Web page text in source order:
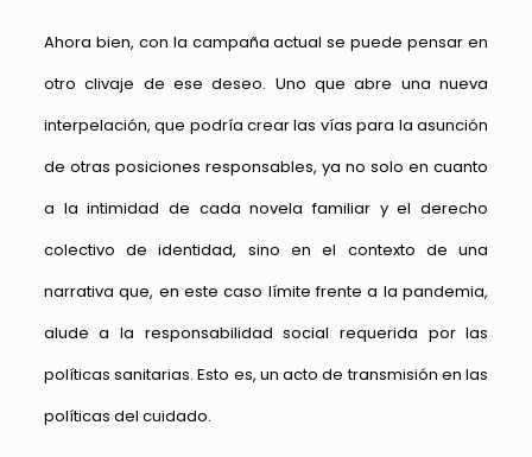
Ahora bien, con la campaña actual se puede pensar en
otro clivaje de ese deseo. Uno que abre una nueva
interpelación, que podría crear las vías para la asunción
de otras posiciones responsables, ya no solo en cuanto
a la intimidad de cada novela familiar y el derecho
colectivo de identidad, sino en el contexto de una
narrativa que, en este caso límite frente a la pandemia,
alude a la responsabilidad social requerida por las
políticas sanitarias. Esto es, un acto de transmisión en las
políticas del cuidado.